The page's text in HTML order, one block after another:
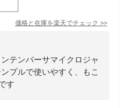
価格と在庫を楽天でチェック >>
テンバーサマイクロジャ
プルで使いやすく、もこ
す